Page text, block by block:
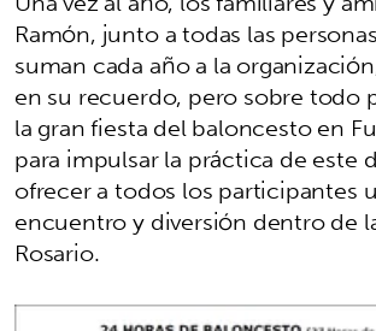
Ramón, junto a todas las
suman cada año a la
en su recuerdo, pero sobre todo
la gran fiesta del baloncesto en
para impulsar la práctica de este
ofrecer a todos los participantes
encuentro y diversión dentro de
Rosario.